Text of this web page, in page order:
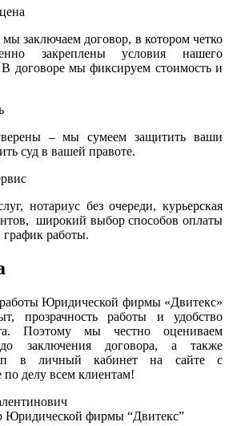
заключаем договор, в котором четко
закреплены условия нашего
В договоре мы фиксируем стоимость и
– мы сумеем защитить ваши
суд в вашей правоте.
нотариус без очереди, курьерская
широкий выбор способов оплаты
работы.
Юридической фирмы «Двитекс»
прозрачность работы и удобство
Поэтому мы честно оцениваем
заключения договора, а также
в личный кабинет на сайте с
делу всем клиентам!
Юридической фирмы “Двитекс”